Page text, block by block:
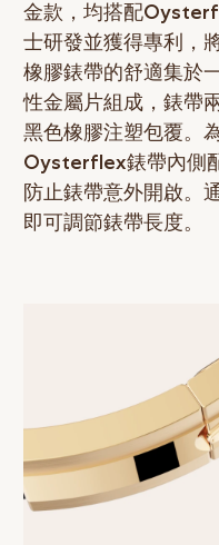
金款，均搭配
士研發並獲得專利，
橡膠錶帶的舒適集於
性金屬片組成，錶帶
黑色橡膠注塑包覆。
Oysterflex錶帶內側
防止錶帶意外開啟。
即可調節錶帶長度。